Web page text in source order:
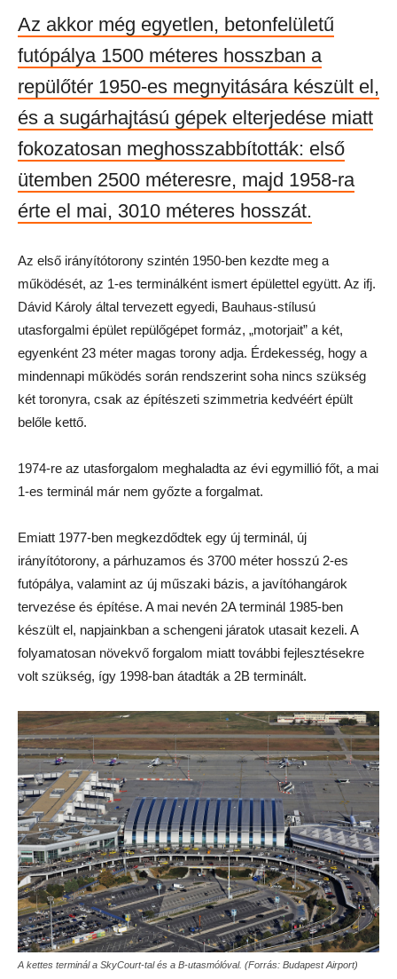
Az akkor még egyetlen, betonfelületű
futópálya 1500 méteres hosszban a
repülőtér 1950-es megnyitására készült el,
és a sugárhajtású gépek elterjedése miatt
fokozatosan meghosszabbították: első
ütemben 2500 méteresre, majd 1958-ra
érte el mai, 3010 méteres hosszát.
Az első irányítótorony szintén 1950-ben kezdte meg a
működését, az 1-es terminálként ismert épülettel együtt. Az ifj.
Dávid Károly által tervezett egyedi, Bauhaus-stílusú
utasforgalmi épület repülőgépet formáz, „motorjait” a két,
egyenként 23 méter magas torony adja. Érdekesség, hogy a
mindennapi működés során rendszerint soha nincs szükség
két toronyra, csak az építészeti szimmetria kedvéért épült
belőle kettő.
1974-re az utasforgalom meghaladta az évi egymillió főt, a mai
1-es terminál már nem győzte a forgalmat.
Emiatt 1977-ben megkezdődtek egy új terminál, új
irányítótorony, a párhuzamos és 3700 méter hosszú 2-es
futópálya, valamint az új műszaki bázis, a javítóhangárok
tervezése és építése. A mai nevén 2A terminál 1985-ben
készült el, napjainkban a schengeni járatok utasait kezeli. A
folyamatosan növekvő forgalom miatt további fejlesztésekre
volt szükség, így 1998-ban átadták a 2B terminált.
A kettes terminál a SkyCourt-tal és a B-utasmólóval. (Forrás: Budapest Airport)